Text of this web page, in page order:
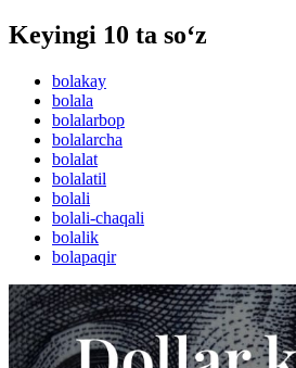
Keyingi 10 ta so‘z
bolakay
bolala
bolalarbop
bolalarcha
bolalat
bolalatil
bolali
bolali-chaqali
bolalik
bolapaqir